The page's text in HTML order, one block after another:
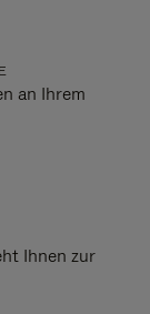
an Ihrem
Ihnen zur